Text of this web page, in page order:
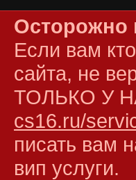
Осторожно
Если вам
сайта, не
ТОЛЬКО У
cs16.ru/
писать вам
вип услуги.